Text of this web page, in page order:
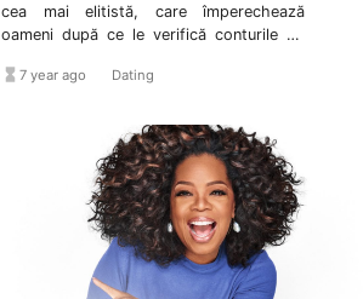
cea mai elitistă, care împerechează
oameni după ce le verifică conturile de
întâlnire rapidă care permite utilizatorilor
hourglass_full7 year ago Dating